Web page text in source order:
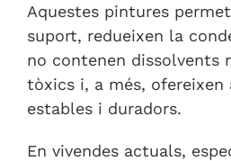
Aquestes pintures
suport, redueixen la
no contenen dissolvents
tòxics i, a més, ofereixen
estables i duradors.
En vivendes actuals,